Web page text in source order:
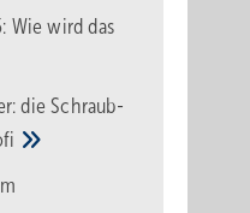
Wie wird das
die Schraub­